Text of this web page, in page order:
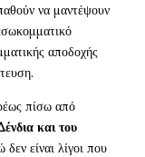
να μαντέψουν
αποδοχής
πίσω από
και του
δεν είναι λίγοι που